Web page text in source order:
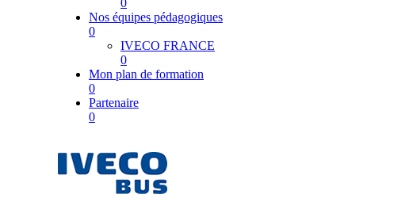
0
Nos équipes pédagogiques
0
IVECO FRANCE
0
Mon plan de formation
0
Partenaire
0